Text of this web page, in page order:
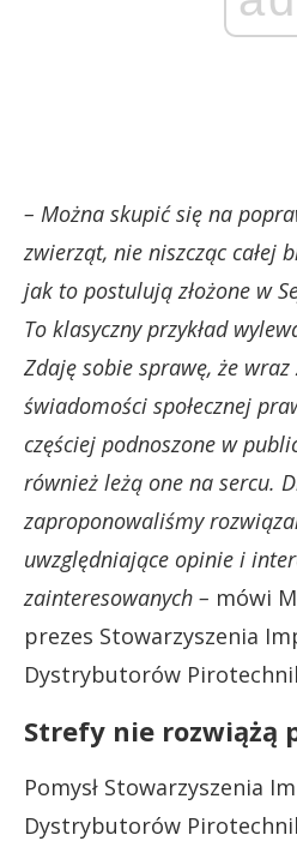
– Można skupić się na
zwierząt, nie niszcząc całej
jak to postulują złożone w
To klasyczny przykład
Zdaję sobie sprawę, że
świadomości społecznej
częściej podnoszone w
również leżą one na sercu.
zaproponowaliśmy
uwzględniające opinie i
zainteresowanych – mówi
prezes Stowarzyszenia
Dystrybutorów
Strefy nie rozwiążą
Pomysł Stowarzyszenia
Dystrybutorów